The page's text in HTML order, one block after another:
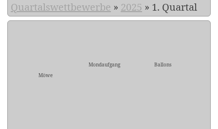
Quartalswettbewerbe » 2025 » 1. Quartal
Möwe
Mondaufgang Ballons